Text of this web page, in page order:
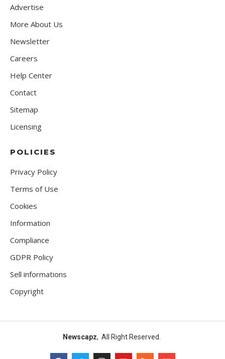
Advertise
More About Us
Newsletter
Careers
Help Center
Contact
Sitemap
Licensing
POLICIES
Privacy Policy
Terms of Use
Cookies
Information
Compliance
GDPR Policy
Sell informations
Copyright
Newscapz, All Right Reserved.